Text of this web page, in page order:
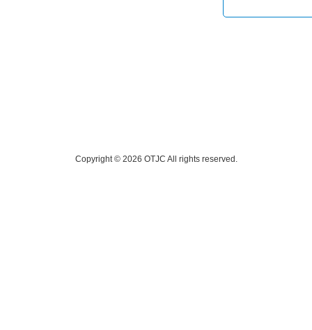
Copyright © 2026 OTJC All rights reserved.